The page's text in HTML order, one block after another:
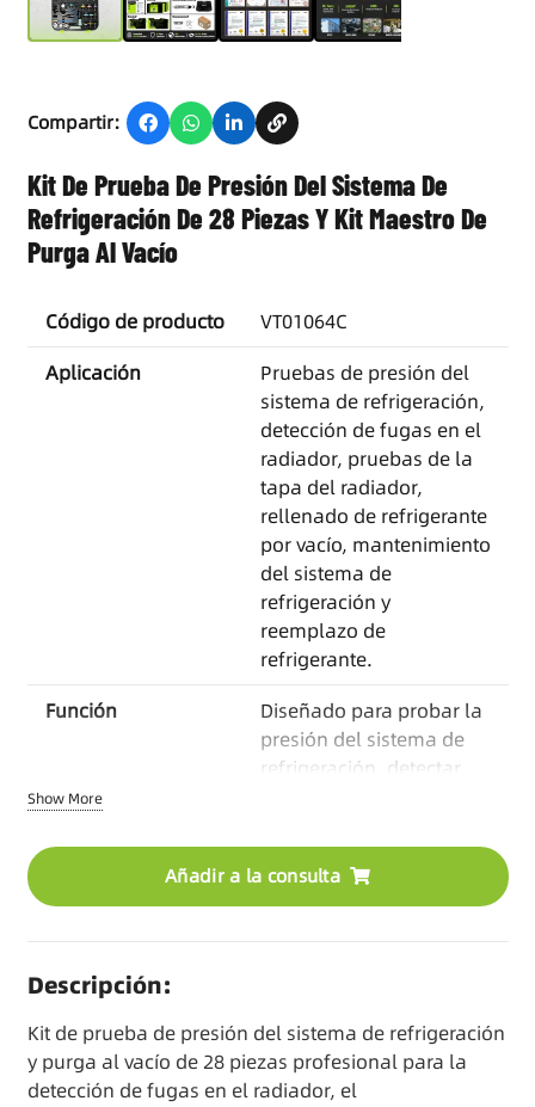
Compartir:
Kit De Prueba De Presión Del Sistema De
Refrigeración De 28 Piezas Y Kit Maestro De
Purga Al Vacío
Código de producto
VT01064C
Aplicación
Pruebas de presión del
sistema de refrigeración,
detección de fugas en el
radiador, pruebas de la
tapa del radiador,
rellenado de refrigerante
por vacío, mantenimiento
del sistema de
refrigeración y
reemplazo de
refrigerante.
Función
Diseñado para probar la
presión del sistema de
refrigeración, detectar
pruebas de la tapa del
radiador, eliminar aire
atrapado por vacío y
sistema de refrigeración.
Material
Nylon, Acero Inoxidable
Show More
Añadir a la consulta
Descripción:
Kit de prueba de presión del sistema de refrigeración
y purga al vacío de 28 piezas profesional para la
detección de fugas en el radiador, el